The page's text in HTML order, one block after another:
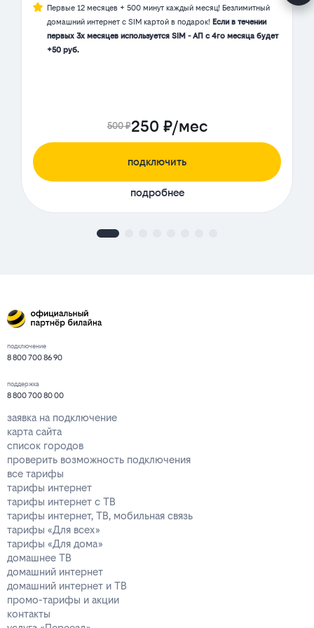
Первые 12 месяцев + 500 минут каждый месяц! Безлимитный
домашний интернет с SIM картой в подарок! Если в течении
первых 3х месяцев используется SIM - АП с 4го месяца будет
+50 руб.
500 ₽250 ₽/мес
подключить
подробнее
подключение
8 800 700 86 90
поддержка
8 800 700 80 00
заявка на подключение
карта сайта
список городов
проверить возможность подключения
все тарифы
тарифы интернет
тарифы интернет с ТВ
тарифы интернет, ТВ, мобильная связь
тарифы «Для всех»
тарифы «Для дома»
домашнее ТВ
домашний интернет
домашний интернет и ТВ
промо-тарифы и акции
контакты